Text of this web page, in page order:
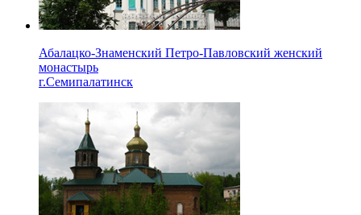
Абалацко-Знаменский Петро-Павловский женский
монастырь
г.Семипалатинск